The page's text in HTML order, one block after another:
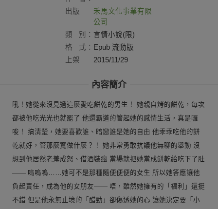
出版
禾馬文化事業有限
公司
類
別： 言情小說(限)
格
式： Epub 流動版
上架
2015/11/29
內容簡介
吼！她從來沒見過這麼愛吃餅乾的男生！ 她親自烤的餅乾，每次
都被他吃光光也就罷了 他還霸道的管起她的感情生活，真是囉
唆！ 搞清楚，她要喜歡誰、暗戀誰是她的自由 他乖乖吃他的餅
乾就好，管那麼寬做什麼？！ 她非常勇敢抗議他無聊的舉動 沒
想到他居然老羞成怒、借酒裝瘋 當場就把她當成餅乾給吃下了肚
—— 嗚嗚嗚……她可不是那種隨便便便的女生 所以她答應讓他
負起責任，成為他的女朋友—— 唔，雖然她擁有的「福利」還挺
不錯 但是他永無止境的「醋勁」卻傷透她的心 讓她決定要「小